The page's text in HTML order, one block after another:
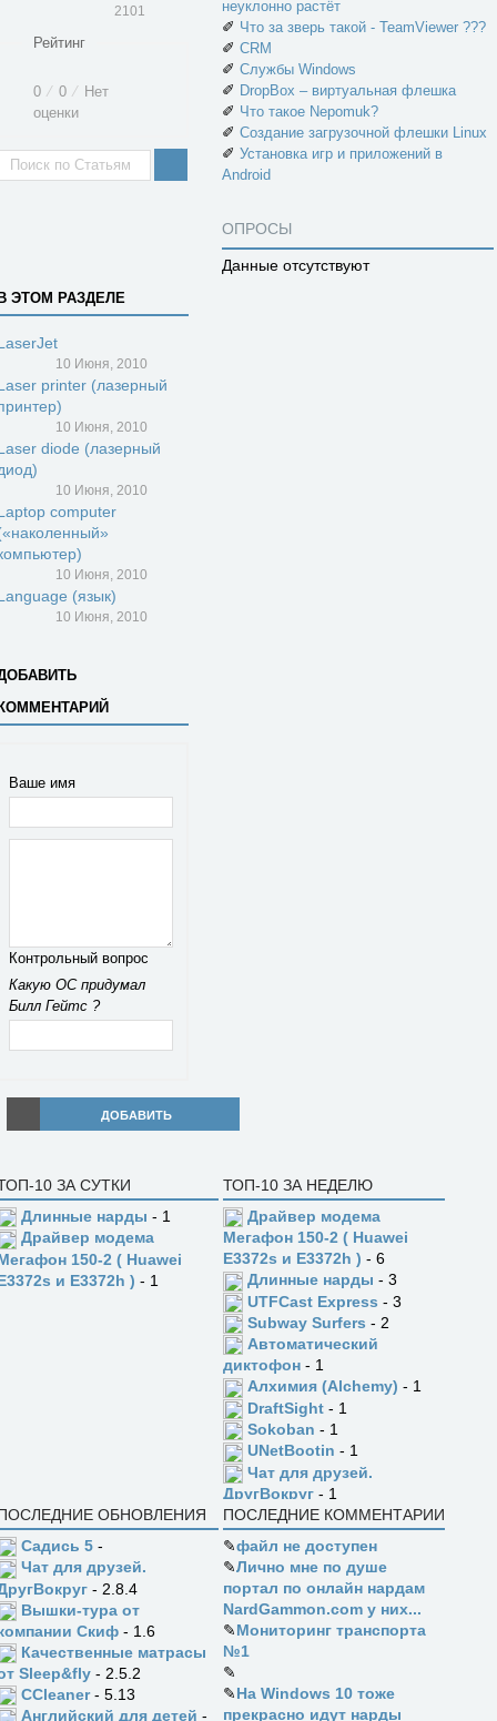
2101
Рейтинг
0 ⁄ 0 ⁄ Нет
оценки
ЭТОМ РАЗДЕЛЕ
10 Июня, 2010
printer (лазерный
10 Июня, 2010
diode (лазерный
10 Июня, 2010
computer
10 Июня, 2010
(язык)
10 Июня, 2010
Ваше имя
Контрольный вопрос
Какую ОС придумал
Билл Гейтс ?
ДОБАВИТЬ
неуклонно растёт
✐ Что за зверь такой - TeamViewer ???
✐ CRM
✐ Службы Windows
✐ DropBox – виртуальная флешка
✐ Что такое Nepomuk?
✐ Создание загрузочной флешки Linux
✐ Установка игр и приложений в
Android
ОПРОСЫ
Данные отсутствуют
10 ЗА СУТКИ
Длинные нарды - 1
Драйвер модема
150-2 ( Huawei
и E3372h ) - 1
ТОП-10 ЗА НЕДЕЛЮ
Драйвер модема
Мегафон 150-2 ( Huawei
E3372s и E3372h ) - 6
Длинные нарды - 3
UTFCast Express - 3
Subway Surfers - 2
Автоматический
диктофон - 1
Алхимия (Alchemy) - 1
DraftSight - 1
Sokoban - 1
UNetBootin - 1
Чат для друзей.
ДругВокруг - 1
ОБНОВЛЕНИЯ
Садись 5 -
Чат для друзей.
- 2.8.4
Вышки-тура от
Скиф - 1.6
Качественные матрасы
Sleep&fly - 2.5.2
CCleaner- 5.13
Английский для детей -
ПОСЛЕДНИЕ КОММЕНТАРИИ
✎файл не доступен
✎Лично мне по душе
портал по онлайн нардам
NardGammon.com у них...
✎Мониторинг транспорта
№1
✎
✎На Windows 10 тоже
прекрасно идут нарды